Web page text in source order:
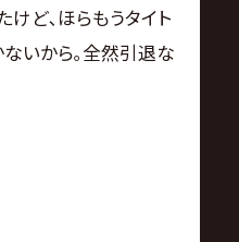
けど､ほらもうタイト
いから｡全然引退な